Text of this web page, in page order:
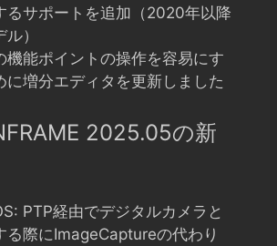
るサポートを追加（2020年以降
）
機能ポイントの操作を容易にす
に増分エディタを更新しました
2025.05の新
PTP経由でデジタルカメラと
る際にImageCaptureの代わり